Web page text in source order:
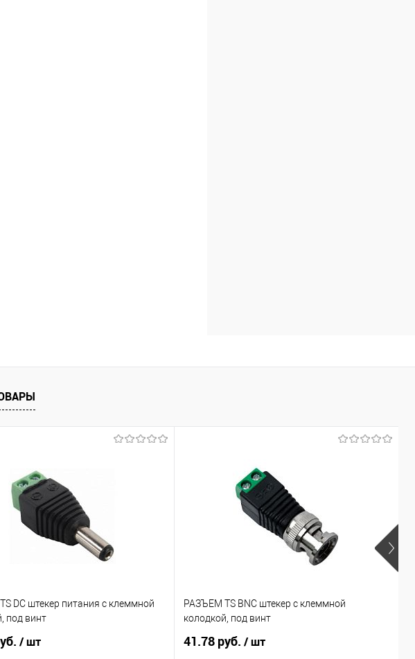
DC штекер питания с клеммной
под винт
/ шт
РАЗЪЕМ TS BNC штекер с клеммной
колодкой, под винт
41.78 руб. / шт